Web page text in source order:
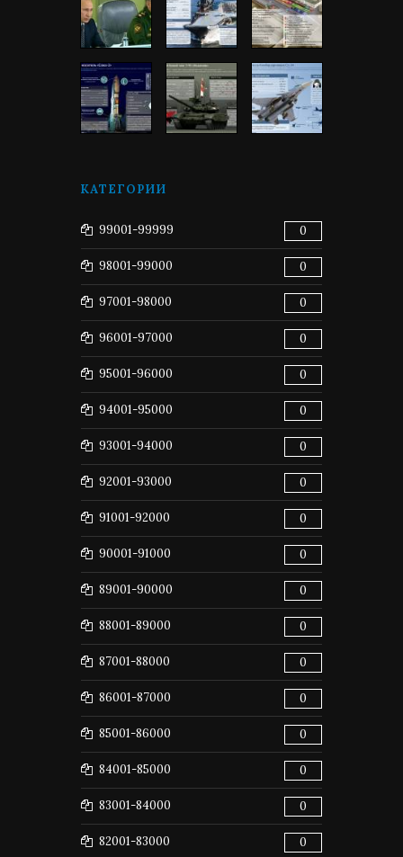
КАТЕГОРИИ
99001-99999 0
98001-99000 0
97001-98000 0
96001-97000 0
95001-96000 0
94001-95000 0
93001-94000 0
92001-93000 0
91001-92000 0
90001-91000 0
89001-90000 0
88001-89000 0
87001-88000 0
86001-87000 0
85001-86000 0
84001-85000 0
83001-84000 0
82001-83000 0